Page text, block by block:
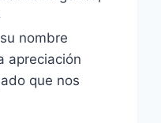
nombre
apreciación
que nos